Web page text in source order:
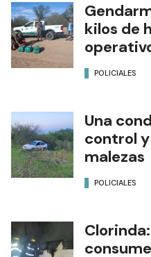
kilos de
POLICIALES
Una
control
malezas
POLICIALES